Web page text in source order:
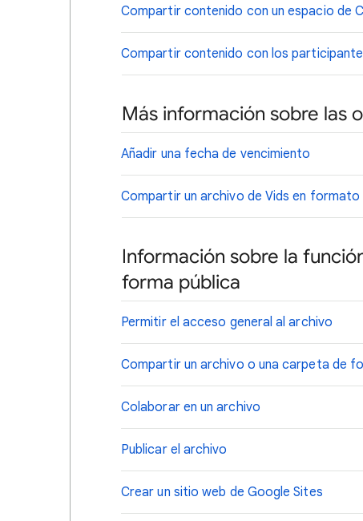
Compartir contenido con un espacio de
Compartir contenido con los
Más información sobre las
Añadir una fecha de vencimiento
Compartir un archivo de Vids en formato
Información sobre la
forma pública
Permitir el acceso general al archivo
Compartir un archivo o una carpeta de
Colaborar en un archivo
Publicar el archivo
Crear un sitio web de Google Sites